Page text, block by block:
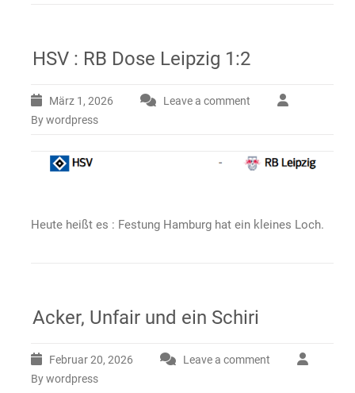
HSV : RB Dose Leipzig 1:2
März 1, 2026
Leave a comment
By wordpress
Heute heißt es : Festung Hamburg hat ein kleines Loch.
Acker, Unfair und ein Schiri
Februar 20, 2026
Leave a comment
By wordpress